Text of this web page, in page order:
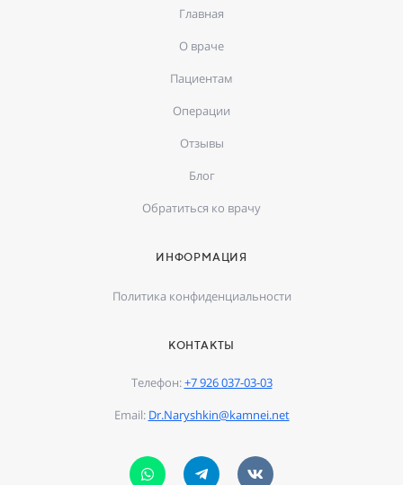
Главная
О враче
Пациентам
Операции
Отзывы
Блог
Обратиться ко врачу
ИНФОРМАЦИЯ
Политика конфиденциальности
КОНТАКТЫ
Телефон:+7 926 037-03-03
Email: Dr.Naryshkin@kamnei.net